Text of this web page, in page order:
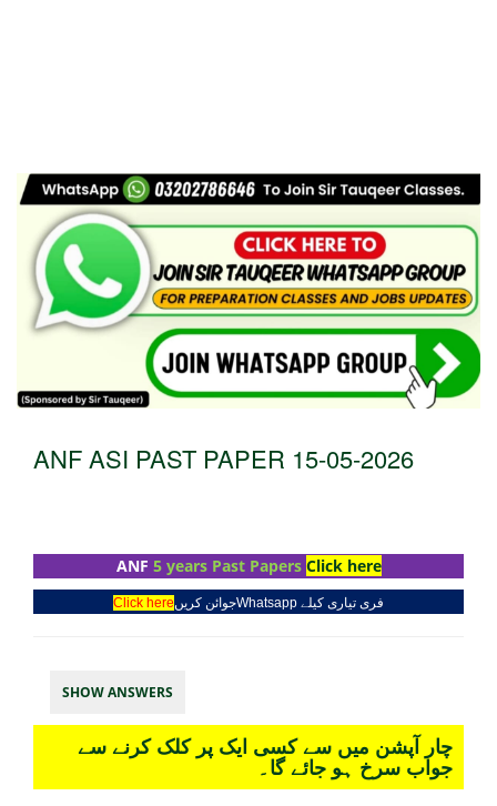
ANF ASI PAST PAPER 15-05-2026
ANF 5 years Past Papers Click here
فری تیاری کیلے Whatsappجوائن کریںClick here
SHOW ANSWERS
چار آپشن میں سے کسی ایک پر کلک کرنے سے
جواب سرخ ہو جائے گا۔